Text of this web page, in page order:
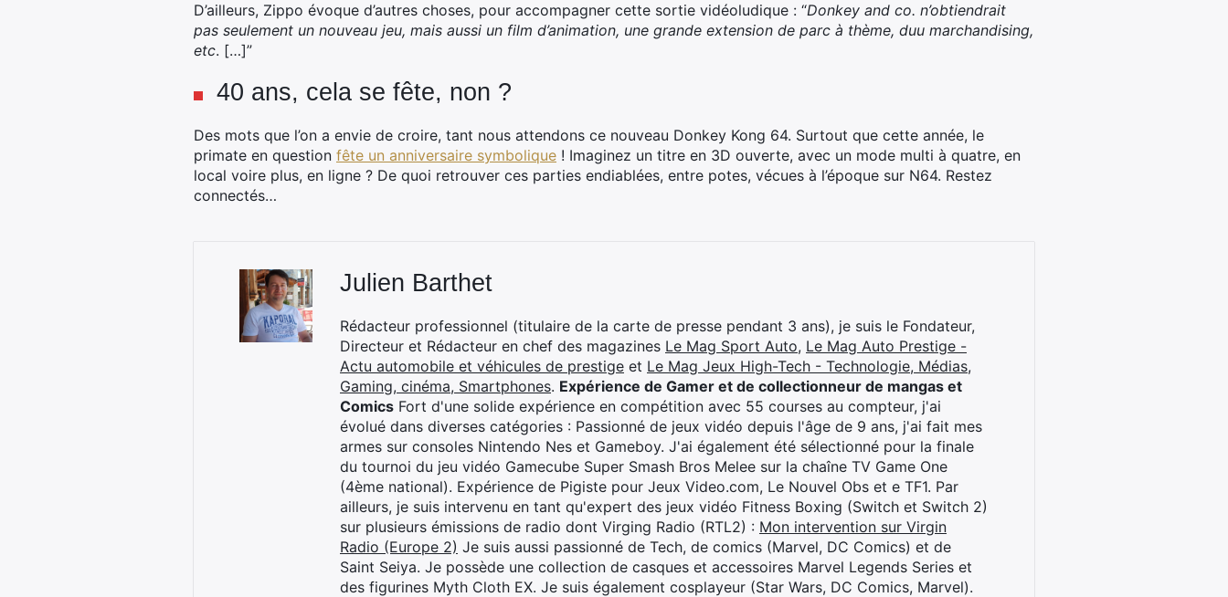
D’ailleurs, Zippo évoque d’autres choses, pour accompagner cette sortie vidéoludique : “Donkey and co. n’obtiendrait
pas seulement un nouveau jeu, mais aussi un film d’animation, une grande extension de parc à thème, duu marchandising,
etc. […]”
40 ans, cela se fête, non ?
Des mots que l’on a envie de croire, tant nous attendons ce nouveau Donkey Kong 64. Surtout que cette année, le
primate en question fête un anniversaire symbolique ! Imaginez un titre en 3D ouverte, avec un mode multi à quatre, en
local voire plus, en ligne ? De quoi retrouver ces parties endiablées, entre potes, vécues à l’époque sur N64. Restez
connectés…
Julien Barthet
Rédacteur professionnel (titulaire de la carte de presse pendant 3 ans), je suis le Fondateur,
Directeur et Rédacteur en chef des magazines Le Mag Sport Auto, Le Mag Auto Prestige -
Actu automobile et véhicules de prestige et Le Mag Jeux High-Tech - Technologie, Médias,
Gaming, cinéma, Smartphones. Expérience de Gamer et de collectionneur de mangas et
Comics Fort d'une solide expérience en compétition avec 55 courses au compteur, j'ai
évolué dans diverses catégories : Passionné de jeux vidéo depuis l'âge de 9 ans, j'ai fait mes
armes sur consoles Nintendo Nes et Gameboy. J'ai également été sélectionné pour la finale
du tournoi du jeu vidéo Gamecube Super Smash Bros Melee sur la chaîne TV Game One
(4ème national). Expérience de Pigiste pour Jeux Video.com, Le Nouvel Obs et e TF1. Par
ailleurs, je suis intervenu en tant qu'expert des jeux vidéo Fitness Boxing (Switch et Switch 2)
sur plusieurs émissions de radio dont Virging Radio (RTL2) : Mon intervention sur Virgin
Radio (Europe 2) Je suis aussi passionné de Tech, de comics (Marvel, DC Comics) et de
Saint Seiya. Je possède une collection de casques et accessoires Marvel Legends Series et
des figurines Myth Cloth EX. Je suis également cosplayeur (Star Wars, DC Comics, Marvel).